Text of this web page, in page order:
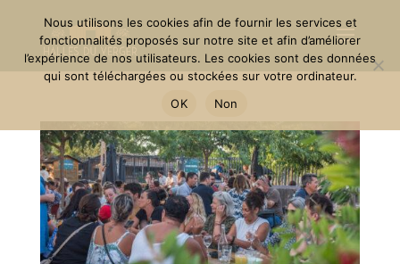
Nous utilisons les cookies afin de fournir les services et
fonctionnalités proposés sur notre site et afin d’améliorer
l’expérience de nos utilisateurs. Les cookies sont des données
qui sont téléchargées ou stockées sur votre ordinateur.
OK
Non